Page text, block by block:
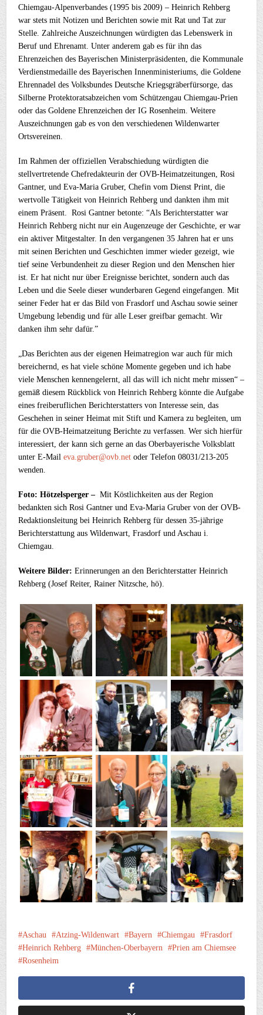
Chiemgau-Alpenverbandes (1995 bis 2009) – Heinrich Rehberg
war stets mit Notizen und Berichten sowie mit Rat und Tat zur
Stelle. Zahlreiche Auszeichnungen würdigten das Lebenswerk in
Beruf und Ehrenamt. Unter anderem gab es für ihn das
Ehrenzeichen des Bayerischen Ministerpräsidenten, die Kommunale
Verdienstmedaille des Bayerischen Innenministeriums, die Goldene
Ehrennadel des Volksbundes Deutsche Kriegsgräberfürsorge, das
Silberne Protektoratsabzeichen vom Schützengau Chiemgau-Prien
oder das Goldene Ehrenzeichen der IG Rosenheim. Weitere
Auszeichnungen gab es von den verschiedenen Wildenwarter
Ortsvereinen.
Im Rahmen der offiziellen Verabschiedung würdigten die
stellvertretende Chefredakteurin der OVB-Heimatzeitungen, Rosi
Gantner, und Eva-Maria Gruber, Chefin vom Dienst Print, die
wertvolle Tätigkeit von Heinrich Rehberg und dankten ihm mit
einem Präsent. Rosi Gantner betonte: “Als Berichterstatter war
Heinrich Rehberg nicht nur ein Augenzeuge der Geschichte, er war
ein aktiver Mitgestalter. In den vergangenen 35 Jahren hat er uns
mit seinen Berichten und Geschichten immer wieder gezeigt, wie
tief seine Verbundenheit zu dieser Region und den Menschen hier
ist. Er hat nicht nur über Ereignisse berichtet, sondern auch das
Leben und die Seele dieser wunderbaren Gegend eingefangen. Mit
seiner Feder hat er das Bild von Frasdorf und Aschau sowie seiner
Umgebung lebendig und für alle Leser greifbar gemacht. Wir
danken ihm sehr dafür.”
„Das Berichten aus der eigenen Heimatregion war auch für mich
bereichernd, es hat viele schöne Momente gegeben und ich habe
viele Menschen kennengelernt, all das will ich nicht mehr missen“ –
gemäß diesem Rückblick von Heinrich Rehberg könnte die Aufgabe
eines freiberuflichen Berichterstatters von Interesse sein, das
Geschehen in seiner Heimat mit Stift und Kamera zu begleiten, um
für die OVB-Heimatzeitung Berichte zu verfassen. Wer sich hierfür
interessiert, der kann sich gerne an das Oberbayerische Volksblatt
unter E-Maileva.gruber@ovb.net oder Telefon 08031/213-205
wenden.
Foto: Hötzelsperger –Mit Köstlichkeiten aus der Region
bedankten sich Rosi Gantner und Eva-Maria Gruber von der OVB-
Redaktionsleitung bei Heinrich Rehberg für dessen 35-jährige
Berichterstattung aus Wildenwart, Frasdorf und Aschau i.
Chiemgau.
Weitere Bilder: Erinnerungen an den Berichterstatter Heinrich
Rehberg (Josef Reiter, Rainer Nitzsche, hö).
Aschau Atzing-Wildenwart Bayern Chiemgau
Frasdorf
Heinrich Rehberg
München-Oberbayern
Prien am Chiemsee
Rosenheim